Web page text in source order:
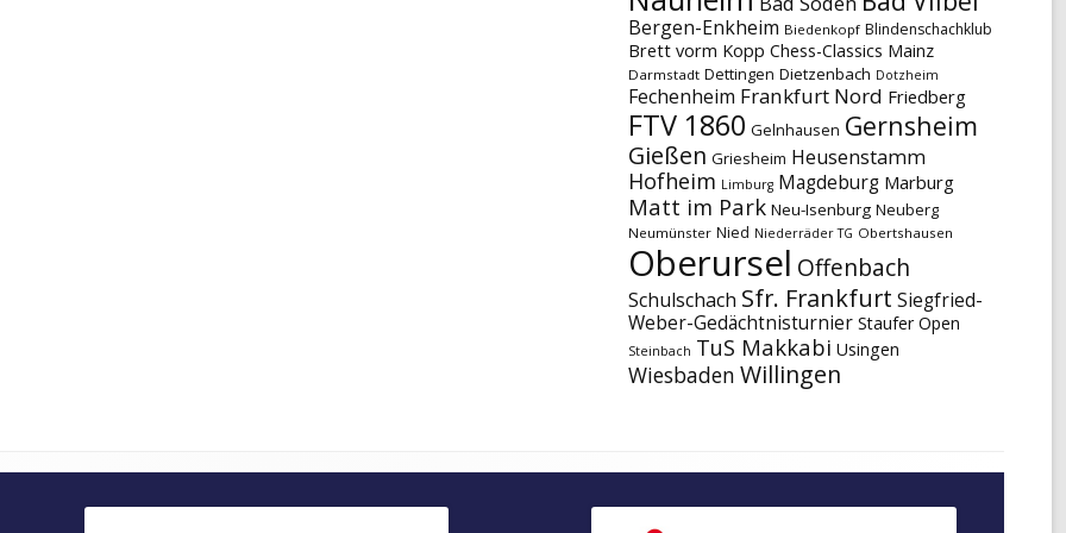
Bergen-Enkheim Biedenkopf Blindenschachklub
Brett vorm Kopp Chess-Classics Mainz
Darmstadt Dettingen Dietzenbach Dotzheim
Fechenheim Frankfurt Nord Friedberg
FTV 1860 Gelnhausen Gernsheim
Gießen Griesheim Heusenstamm
Hofheim Limburg Magdeburg Marburg
Matt im Park Neu-Isenburg Neuberg
Neumünster Nied Niederräder TG Obertshausen
Oberursel Offenbach
Schulschach Sfr. Frankfurt Siegfried-
Weber-Gedächtnisturnier Staufer Open
Steinbach TuS Makkabi Usingen
Wiesbaden Willingen